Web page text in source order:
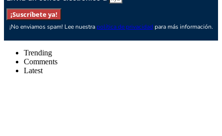
¡Suscríbete ya!
¡No enviamos spam! Lee nuestra política de privacidad para más información.
Trending
Comments
Latest